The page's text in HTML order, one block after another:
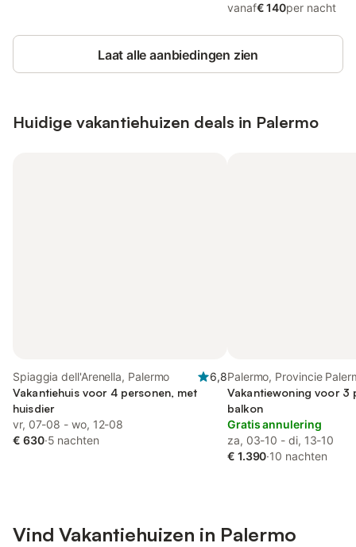
vanaf€ 140per nacht
Laat alle aanbiedingen zien
Huidige vakantiehuizen deals in Palermo
Spiaggia dell'Arenella, Palermo
6,8
Vakantiehuis voor 4 personen, met
huisdier
vr, 07-08 - wo, 12-08
€ 630·5 nachten
Palermo, Provincie
Vakantiewoning voor 3
balkon
Gratis annulering
za, 03-10 - di, 13-10
€ 1.390·10 nachten
Vind Vakantiehuizen in Palermo